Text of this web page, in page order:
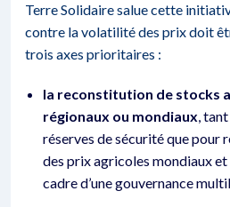
Terre Solidaire salue cette
contre la volatilité des prix doit
trois axes prioritaires :
la reconstitution de stocks
régionaux ou mondiaux,
réserves de sécurité que pour
des prix agricoles mondiaux
cadre d’une gouvernance